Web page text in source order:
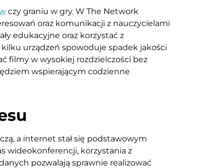
czy graniu w gry. W The Network
oraz komunikacji z nauczycielami
edukacyjne oraz korzystać z
urządzeń spowoduje spadek jakości
filmy w wysokiej rozdzielczości bez
wspierającym codzienne
a internet stał się podstawowym
wideokonferencji, korzystania z
pozwalają sprawnie realizować